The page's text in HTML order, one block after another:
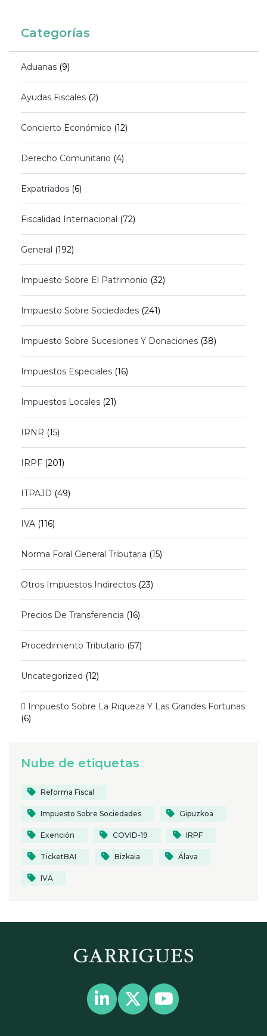
Categorías
Aduanas (9)
Ayudas Fiscales (2)
Concierto Económico (12)
Derecho Comunitario (4)
Expatriados (6)
Fiscalidad Internacional (72)
General (192)
Impuesto Sobre El Patrimonio (32)
Impuesto Sobre Sociedades (241)
Impuesto Sobre Sucesiones Y Donaciones (38)
Impuestos Especiales (16)
Impuestos Locales (21)
IRNR (15)
IRPF (201)
ITPAJD (49)
IVA (116)
Norma Foral General Tributaria (15)
Otros Impuestos Indirectos (23)
Precios De Transferencia (16)
Procedimiento Tributario (57)
Uncategorized (12)
 Impuesto Sobre La Riqueza Y Las Grandes Fortunas
(6)
Nube de etiquetas
Reforma Fiscal
Impuesto Sobre Sociedades Gipuzkoa
Exención COVID-19 IRPF
TicketBAI Bizkaia Álava
IVA